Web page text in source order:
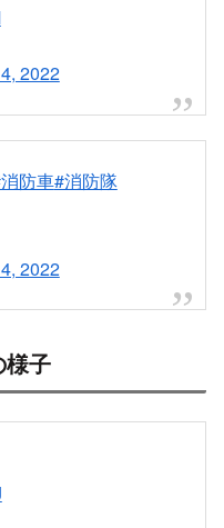
2022
防車#消防隊
2022
様子